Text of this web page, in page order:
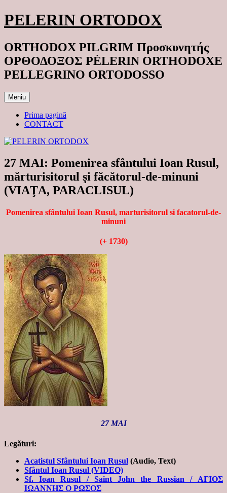
Sari
la
PELERIN ORTODOX
ORTHODOX PILGRIM Προσκυνητής
ΟΡΘΟΔΟΞΟΣ PÈLERIN ORTHODOXE
PELLEGRINO ORTODOSSO
Meniu
Prima pagină
CONTACT
27 MAI: Pomenirea sfântului Ioan Rusul,
mărturisitorul şi făcătorul-de-minuni
(VIAŢA, PARACLISUL)
Pomenirea sfântului Ioan Rusul, marturisitorul si facatorul-de-
minuni
(+ 1730)
27 MAI
Legături:
Acatistul Sfântului Ioan Rusul (Audio, Text)
Sfântul Ioan Rusul (VIDEO)
Sf. Ioan Rusul / Saint John the Russian / ΑΓΙΟΣ
ΙΩΑΝΝΗΣ Ο ΡΩΣΟΣ